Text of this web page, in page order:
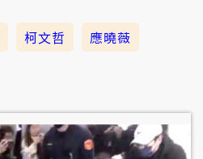
柯文哲
應曉薇